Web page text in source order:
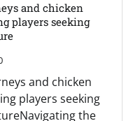
and chicken
players seeking
and chicken
players seeking
the